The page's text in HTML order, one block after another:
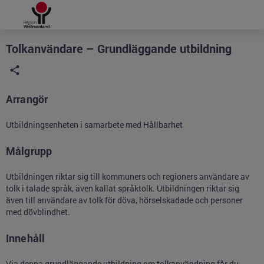
Grade
Portal
Tolkanvändare – Grundläggande utbildning
Arrangör
Utbildningsenheten i samarbete med Hållbarhet
Målgrupp
Utbildningen riktar sig till kommuners och regioners användare av
tolk i talade språk, även kallat språktolk. Utbildningen riktar sig
även till användare av tolk för döva, hörselskadade och personer
med dövblindhet.
Innehåll